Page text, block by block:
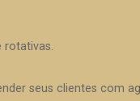
rotativas.
seus clientes com